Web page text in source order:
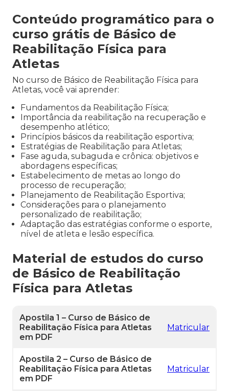
Conteúdo programático para o
curso grátis de Básico de
Reabilitação Física para
Atletas
No curso de Básico de Reabilitação Física para
Atletas, você vai aprender:
Fundamentos da Reabilitação Física;
Importância da reabilitação na recuperação e
desempenho atlético;
Princípios básicos da reabilitação esportiva;
Estratégias de Reabilitação para Atletas;
Fase aguda, subaguda e crônica: objetivos e
abordagens específicas;
Estabelecimento de metas ao longo do
processo de recuperação;
Planejamento de Reabilitação Esportiva;
Considerações para o planejamento
personalizado de reabilitação;
Adaptação das estratégias conforme o esporte,
nível de atleta e lesão específica.
Material de estudos do curso
de Básico de Reabilitação
Física para Atletas
Apostila 1 – Curso de Básico de
Reabilitação Física para Atletas
em PDF
Matricular
Apostila 2 – Curso de Básico de
Reabilitação Física para Atletas
em PDF
Matricular